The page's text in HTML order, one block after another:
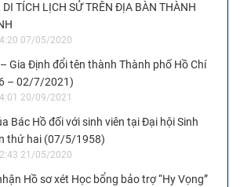
TÍCH LỊCH SỬ TRÊN ĐỊA BÀN THÀNH
07/05/2020
Gia Định đổi tên thành Thành phố Hồ Chí
– 02/7/2021)
20/09/2021
Bác Hồ đối với sinh viên tại Đại hội Sinh
thứ hai (07/5/1958)
21/05/2020
Hồ sơ xét Học bổng bảo trợ “Hy Vọng”